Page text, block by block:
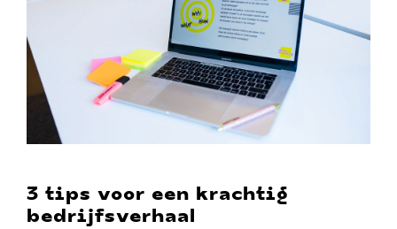
3 tips voor een krachtig
bedrijfsverhaal